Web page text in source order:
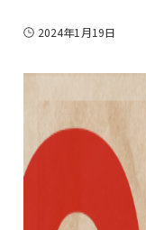
2024年1月19日